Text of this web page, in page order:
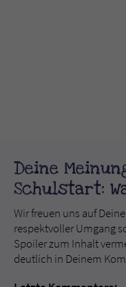
Deine
Schulstart:
Wir freuen uns auf
respektvoller Umgang
Spoiler zum Inhalt
deutlich in Deinem